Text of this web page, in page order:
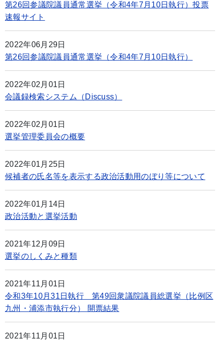
第26回参議院議員通常選挙（令和4年7月10日執行）投票
速報サイト
2022年06月29日
第26回参議院議員通常選挙（令和4年7月10日執行）
2022年02月01日
会議録検索システム（Discuss）
2022年02月01日
選挙管理委員会の概要
2022年01月25日
候補者の氏名等を表示する政治活動用のぼり等について
2022年01月14日
政治活動と選挙活動
2021年12月09日
選挙のしくみと種類
2021年11月01日
令和3年10月31日執行 第49回衆議院議員総選挙（比例区
九州・浦添市執行分） 開票結果
2021年11月01日